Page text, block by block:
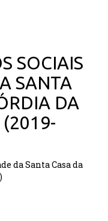
SOCIAIS
SANTA
DA
(2019-
da Santa Casa da